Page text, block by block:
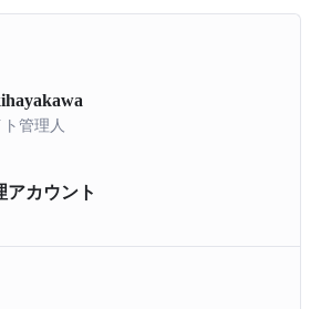
管理人
アカウント